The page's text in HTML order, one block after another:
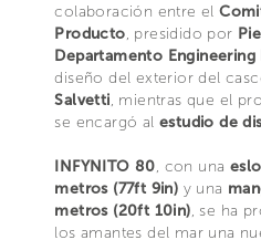
colaboración entre el
Producto, presidido por
Departamento
diseño del exterior del
Salvetti, mientras que el
se encargó al estudio de
INFYNITO 80, con una
metros (77ft 9in) y una
metros (20ft 10in), se ha
los amantes del mar una